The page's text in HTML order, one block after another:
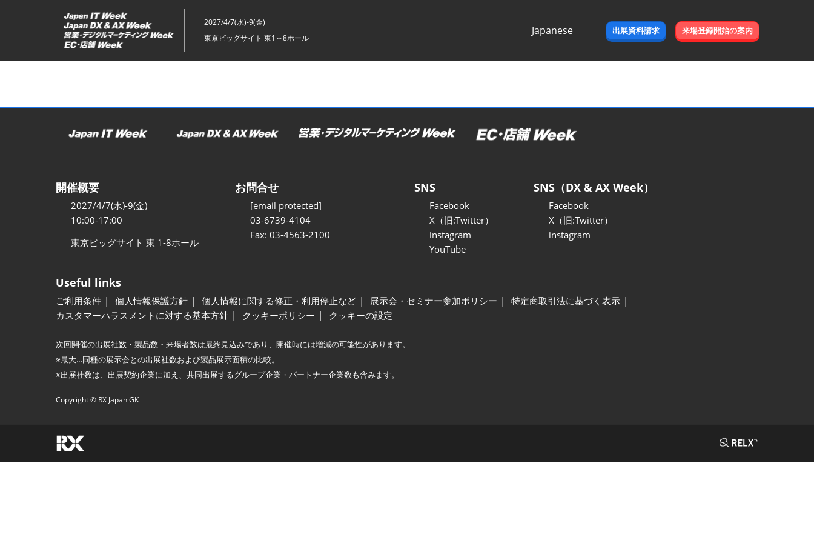
ッ
2027/4/7(水)-9(金)
東京ビッグサイト 東1～8ホール
Japanese
出展資料請求 来場登録開始の案内
開催概要
2027/4/7(水)-9(金)
10:00-17:00
東京ビッグサイト 東 1-8ホール
お問合せ
[email protected]
03-6739-4104
Fax: 03-4563-2100
SNS
Facebook
X（旧:Twitter）
instagram
YouTube
SNS（DX & AX Week）
Facebook
X（旧:Twitter）
instagram
Useful links
ご利用条件 個人情報保護方針 個人情報に関する修正・利用停止など 展示会・セミナー参加ポリシー
特定商取引法に基づく表示
カスタマーハラスメントに対する基本方針
クッキーポリシー クッキーの設定
次回開催の出展社数・製品数・来場者数は最終見込みであり、開催時には増減の可能性があります。
※最大…同種の展示会との出展社数および製品展示面積の比較。
※出展社数は、出展契約企業に加え、共同出展するグループ企業・パートナー企業数も含みます。
Copyright © RX Japan GK